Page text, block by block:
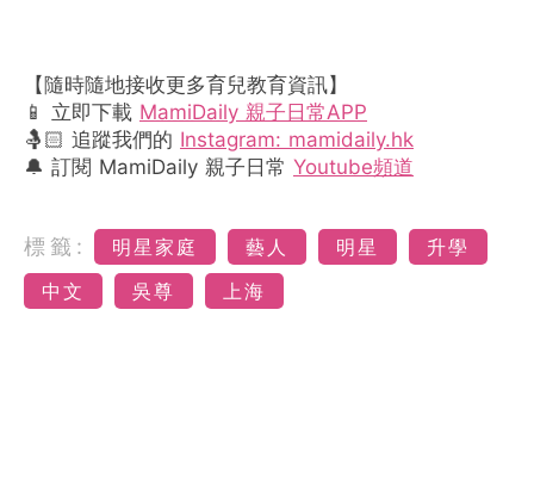
【隨時隨地接收更多育兒教育資訊】
📱 立即下載 MamiDaily 親子日常APP
🤱🏻 追蹤我們的 Instagram: mamidaily.hk
🔔 訂閱 MamiDaily 親子日常 Youtube頻道
標籤: 明星家庭 藝人 明星
升學
中文
吳尊 上海